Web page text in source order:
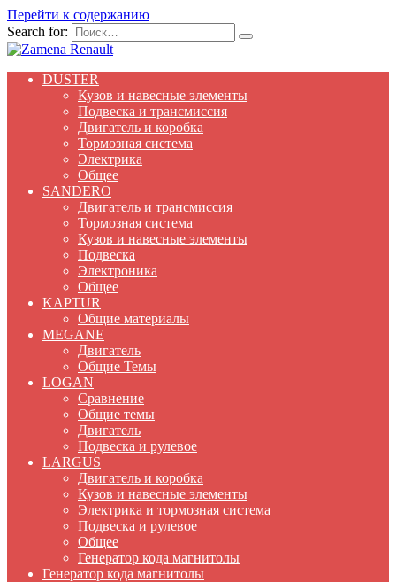
Перейти к содержанию
Search for:
DUSTER
Кузов и навесные элементы
Подвеска и трансмиссия
Двигатель и коробка
Тормозная система
Электрика
Общее
SANDERO
Двигатель и трансмиссия
Тормозная система
Кузов и навесные элементы
Подвеска
Электроника
Общее
KAPTUR
Общие материалы
MEGANE
Двигатель
Общие Темы
LOGAN
Сравнение
Общие темы
Двигатель
Подвеска и рулевое
LARGUS
Двигатель и коробка
Кузов и навесные элементы
Электрика и тормозная система
Подвеска и рулевое
Общее
Генератор кода магнитолы
Генератор кода магнитолы